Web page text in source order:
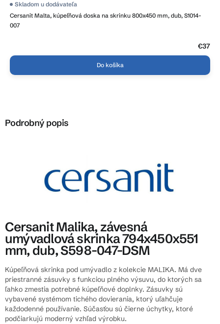
Cersanit Malta, kúpeľňová doska na skrinku 800x450 mm, dub, S1014-
007
Skladom u dodávateľa
€37
Do košíka
Podrobný popis
Cersanit Malika, závesná
umývadlová skrinka 794x450x551
mm, dub, S598-047-DSM
Kúpeľňová skrinka pod umývadlo z kolekcie MALIKA. Má dve
priestranné zásuvky s funkciou plného výsuvu, do ktorých sa
ľahko zmestia potrebné kúpeľňové doplnky. Zásuvky sú
vybavené systémom tichého dovierania, ktorý uľahčuje
každodenné používanie. Súčasťou sú čierne úchytky, ktoré
podčiarkujú moderný vzhľad výrobku.